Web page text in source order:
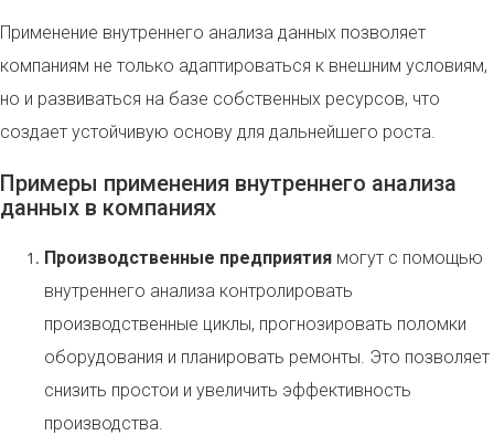
Применение внутреннего анализа данных позволяет
компаниям не только адаптироваться к внешним условиям,
но и развиваться на базе собственных ресурсов, что
создает устойчивую основу для дальнейшего роста.
Примеры применения внутреннего анализа
данных в компаниях
Производственные предприятия могут с помощью
внутреннего анализа контролировать
производственные циклы, прогнозировать поломки
оборудования и планировать ремонты. Это позволяет
снизить простои и увеличить эффективность
производства.